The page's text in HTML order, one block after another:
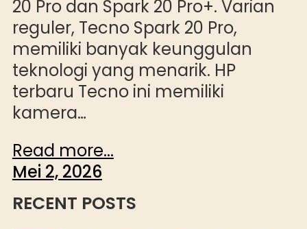
20 Pro dan Spark 20 Pro+. Varian
reguler, Tecno Spark 20 Pro,
memiliki banyak keunggulan
teknologi yang menarik. HP
terbaru Tecno ini memiliki
kamera…
Read more...
Mei 2, 2026
RECENT POSTS